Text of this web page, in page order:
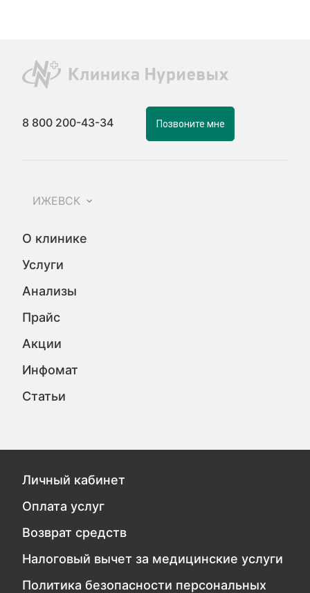
8 800 200-43-34 Позвоните мне
ИЖЕВСК
О клинике
Услуги
Анализы
Прайс
Акции
Инфомат
Статьи
Личный кабинет
Оплата услуг
Возврат средств
Налоговый вычет за медицинские услуги
Политика безопасности персональных